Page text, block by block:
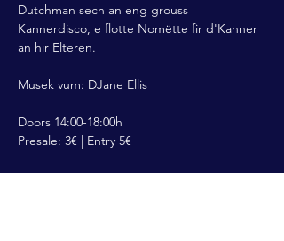
Dutchman sech an eng grouss
Kannerdisco, e flotte Nomëtte fir d'Kanner
an hir Elteren.
Musek vum: DJane Ellis
Doors 14:00-18:00h
Presale: 3€ | Entry 5€